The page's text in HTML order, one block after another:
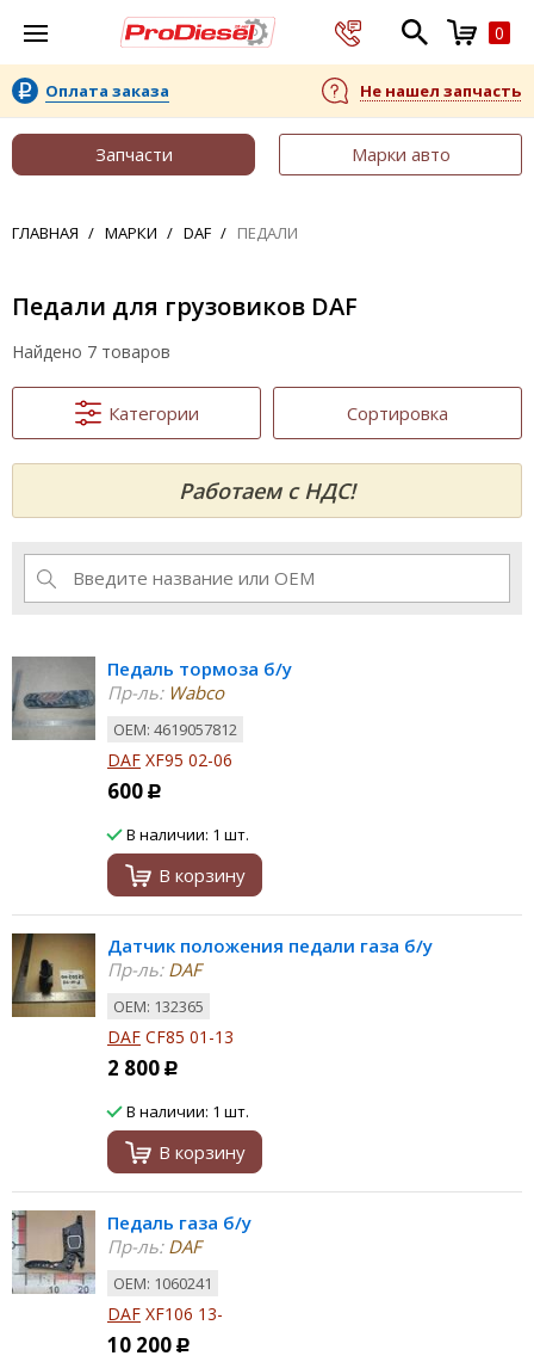
0
Оплата заказа Не нашел запчасть
Запчасти Марки авто
ГЛАВНАЯ МАРКИ DAF ПЕДАЛИ
Педали для грузовиков DAF
Найдено 7 товаров
Категории Сортировка
Работаем с НДС!
Педаль тормоза б/у
Пр-ль:Wabco
ОЕМ: 4619057812
DAF XF95 02-06
600 Р
В наличии: 1 шт.
В корзину
Датчик положения педали газа б/у
Пр-ль:DAF
ОЕМ: 132365
DAF CF85 01-13
2 800 Р
В наличии: 1 шт.
В корзину
Педаль газа б/у
Пр-ль:DAF
ОЕМ: 1060241
DAF XF106 13-
10 200 Р